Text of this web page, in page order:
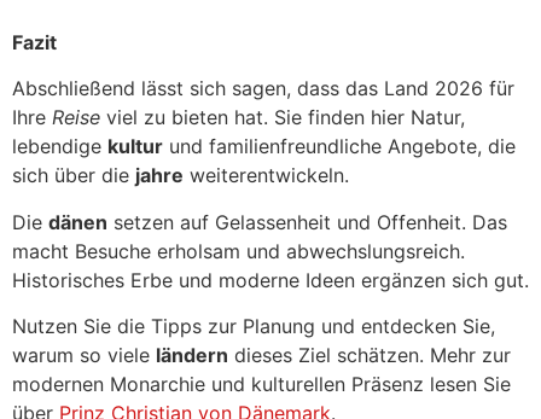
Fazit
Abschließend lässt sich sagen, dass das Land 2026 für
Ihre Reise viel zu bieten hat. Sie finden hier Natur,
lebendige kultur und familienfreundliche Angebote, die
sich über die jahre weiterentwickeln.
Die dänen setzen auf Gelassenheit und Offenheit. Das
macht Besuche erholsam und abwechslungsreich.
Historisches Erbe und moderne Ideen ergänzen sich gut.
Nutzen Sie die Tipps zur Planung und entdecken Sie,
warum so viele ländern dieses Ziel schätzen. Mehr zur
modernen Monarchie und kulturellen Präsenz lesen Sie
über Prinz Christian von Dänemark.